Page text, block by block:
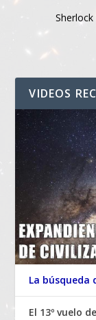
VIDEOS
La búsqueda
El 13º vuelo